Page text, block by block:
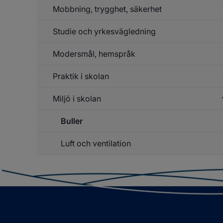
Mobbning, trygghet, säkerhet
Studie och yrkesvägledning
Modersmål, hemspråk
Praktik i skolan
Miljö i skolan
Buller
Luft och ventilation